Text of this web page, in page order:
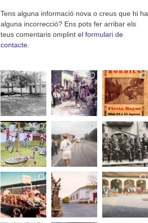
Tens alguna informació nova o creus que hi ha
alguna incorrecció? Ens pots fer arribar els
teus comentaris omplint el formulari de
contacte